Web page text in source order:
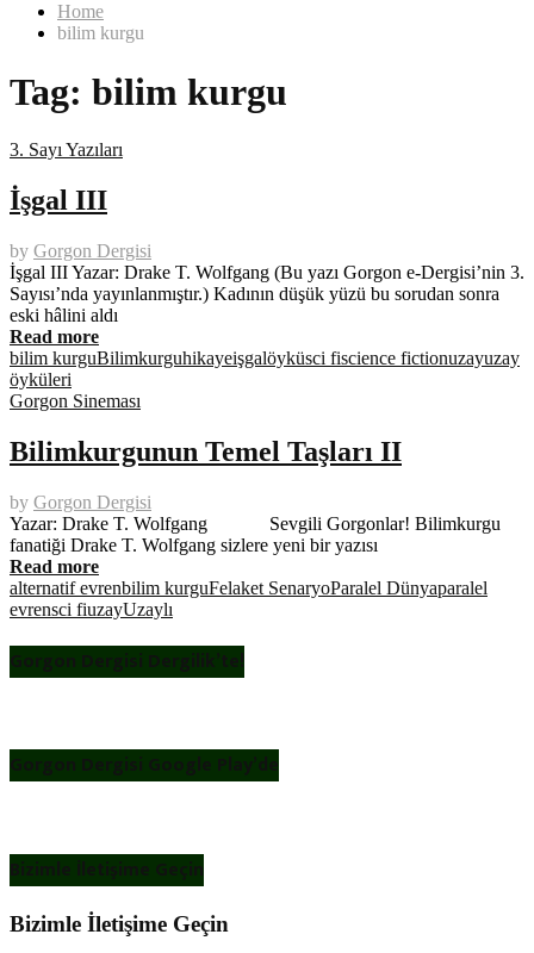
Home
bilim kurgu
Tag: bilim kurgu
3. Sayı Yazıları
İşgal III
by Gorgon Dergisi
İşgal III Yazar: Drake T. Wolfgang (Bu yazı Gorgon e-Dergisi’nin 3.
Sayısı’nda yayınlanmıştır.) Kadının düşük yüzü bu sorudan sonra
eski hâlini aldı
Read more
bilim kurguBilimkurguhikayeişgalöyküsci fiscience fictionuzayuzay
öyküleri
Gorgon Sineması
Bilimkurgunun Temel Taşları II
by Gorgon Dergisi
Yazar: Drake T. Wolfgang Sevgili Gorgonlar! Bilimkurgu
fanatiği Drake T. Wolfgang sizlere yeni bir yazısı
Read more
alternatif evrenbilim kurguFelaket SenaryoParalel Dünyaparalel
evrensci fiuzayUzaylı
Gorgon Dergisi Dergilik’te!
Gorgon Dergisi Google Play’de
Bizimle İletişime Geçin
Bizimle İletişime Geçin